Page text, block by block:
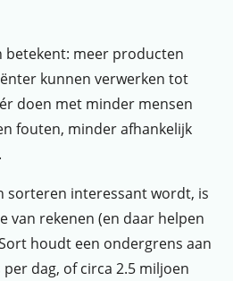
meer producten
kunnen verwerken tot
doen met minder mensen
fouten, minder afhankelijk
sorteren interessant wordt, is
van rekenen (en daar helpen
houdt een ondergrens aan
dag, of circa 2.5 miljoen